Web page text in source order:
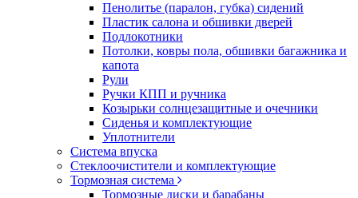
Пенолитье (паралон, губка) сидений
Пластик салона и обшивки дверей
Подлокотники
Потолки, ковры пола, обшивки багажника и
капота
Рули
Ручки КПП и ручника
Козырьки солнцезащитные и очечники
Сиденья и комплектующие
Уплотнители
Система впуска
Стеклоочистители и комплектующие
Тормозная система
Тормозные диски и барабаны